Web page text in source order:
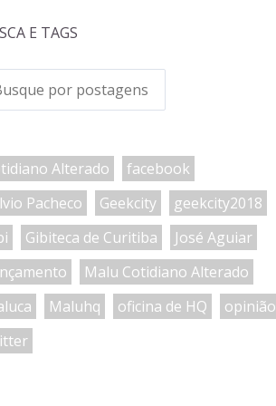
E TAGS
Alterado
facebook
Pacheco
Geekcity
geekcity2018
Gibiteca de Curitiba
José Aguiar
Malu Cotidiano Alterado
Maluhq oficina de HQ
opinião